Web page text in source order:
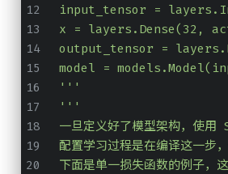
input_tensor =
x = layers.Dense(32,
output_tensor =
model =
'''
'''
一旦定义好了模型架构，使
配置学习过程是在编译这一步
下面是单一损失函数的例子，